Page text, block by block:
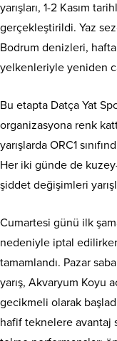
yarışları, 1-2 Kasım
gerçekleştirildi. Yaz
Bodrum denizleri,
yelkenleriyle yeniden
Bu etapta Datça Yat
organizasyona renk
yarışlarda ORC1
Her iki günde de
şiddet değişimleri
Cumartesi günü ilk
nedeniyle iptal
tamamlandı. Pazar
yarış, Akvaryum Koyu
gecikmeli olarak
hafif teknelere avantaj